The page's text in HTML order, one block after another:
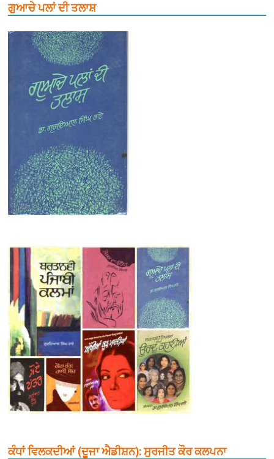
ਗੁਆਚੇ ਪਲਾਂ ਦੀ ਤਲਾਸ਼
ਕੰਧਾਂ ਵਿਲਕਦੀਆਂ (ਦੂਜਾ ਐਡੀਸ਼ਨ): ਸੁਰਜੀਤ ਕੌਰ ਕਲਪਨਾ